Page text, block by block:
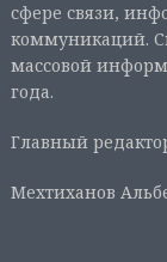
сфере связи,
коммуникаций.
массовой
года.
Главный
Мехтиханов